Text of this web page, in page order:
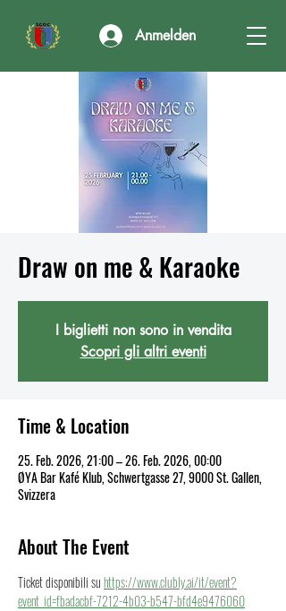
Anmelden
Draw on me & Karaoke
I biglietti non sono in vendita
Scopri gli altri eventi
Time & Location
25. Feb. 2026, 21:00 – 26. Feb. 2026, 00:00
ØYA Bar Kafé Klub, Schwertgasse 27, 9000 St. Gallen,
Svizzera
About The Event
Ticket disponibili su https://www.clubly.ai/it/event?
event_id=fbadacbf-7212-4b03-b547-bfd4e9476060